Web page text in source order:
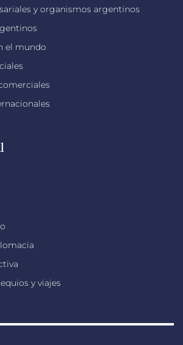
y organismos argentinos
el mundo
y viajes